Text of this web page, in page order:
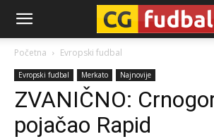
CG-
Fudbal
Početna Evropski fudbal
Evropski fudbal Merkato Najnovije
ZVANIČNO:
pojačao Rapid